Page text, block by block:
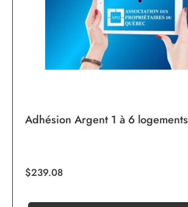
Adhésion Argent 1 à 6 logements
$239.08